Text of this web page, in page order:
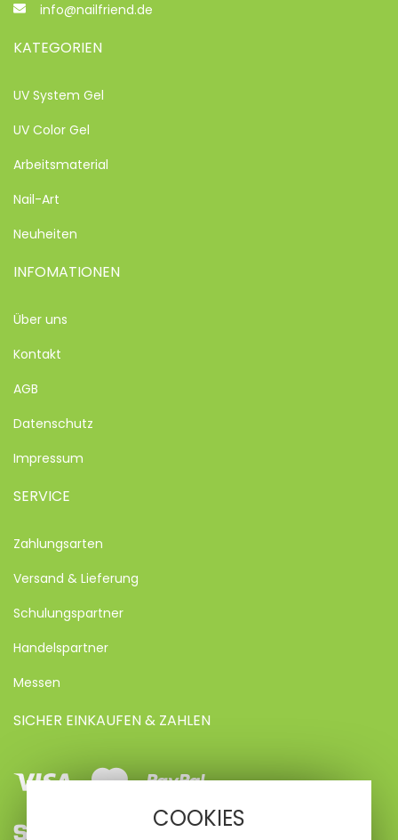
COOKIES
info@nailfriend.de
KATEGORIEN
UV System Gel
UV Color Gel
Arbeitsmaterial
Nail-Art
Neuheiten
INFOMATIONEN
Über uns
Kontakt
AGB
Datenschutz
Impressum
SERVICE
Zahlungsarten
Versand & Lieferung
Schulungspartner
Handelspartner
Messen
SICHER EINKAUFEN & ZAHLEN
VisaMastercard
Paypal
Kreditkarte